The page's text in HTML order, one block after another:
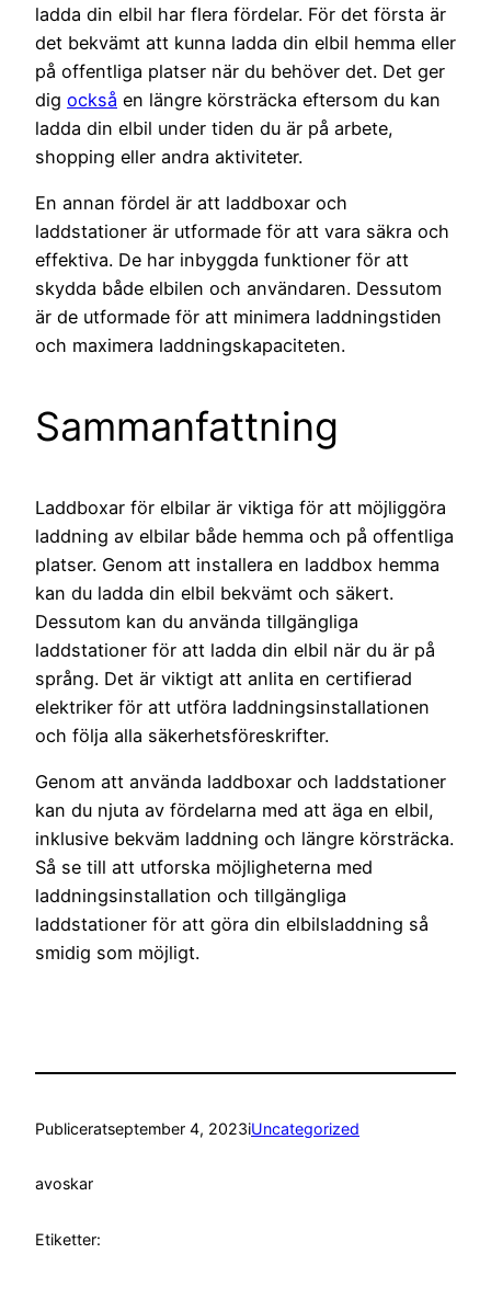
ladda din elbil har flera fördelar. För det första är
det bekvämt att kunna ladda din elbil hemma eller
på offentliga platser när du behöver det. Det ger
dig också en längre körsträcka eftersom du kan
ladda din elbil under tiden du är på arbete,
shopping eller andra aktiviteter.
En annan fördel är att laddboxar och
laddstationer är utformade för att vara säkra och
effektiva. De har inbyggda funktioner för att
skydda både elbilen och användaren. Dessutom
är de utformade för att minimera laddningstiden
och maximera laddningskapaciteten.
Sammanfattning
Laddboxar för elbilar är viktiga för att möjliggöra
laddning av elbilar både hemma och på offentliga
platser. Genom att installera en laddbox hemma
kan du ladda din elbil bekvämt och säkert.
Dessutom kan du använda tillgängliga
laddstationer för att ladda din elbil när du är på
språng. Det är viktigt att anlita en certifierad
elektriker för att utföra laddningsinstallationen
och följa alla säkerhetsföreskrifter.
Genom att använda laddboxar och laddstationer
kan du njuta av fördelarna med att äga en elbil,
inklusive bekväm laddning och längre körsträcka.
Så se till att utforska möjligheterna med
laddningsinstallation och tillgängliga
laddstationer för att göra din elbilsladdning så
smidig som möjligt.
Publiceratseptember 4, 2023iUncategorized
avoskar
Etiketter: